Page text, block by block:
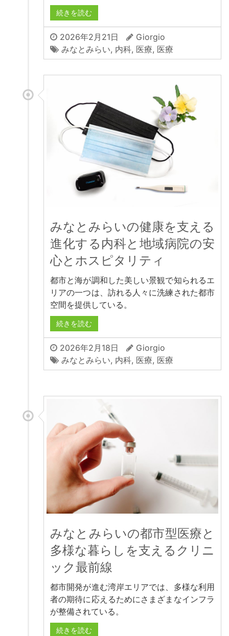
続きを読む
2026年2月21日
Giorgio
みなとみらい, 内科, 医療, 医療
みなとみらいの健康を支える
進化する内科と地域病院の安
心とホスピタリティ
都市と海が調和した美しい景観で知られるエ
リアの一つは、訪れる人々に洗練された都市
空間を提供している。
続きを読む
2026年2月18日
Giorgio
みなとみらい, 内科, 医療, 医療
みなとみらいの都市型医療と
多様な暮らしを支えるクリニ
ック最前線
都市開発が進む湾岸エリアでは、多様な利用
者の期待に応えるためにさまざまなインフラ
が整備されている。
続きを読む